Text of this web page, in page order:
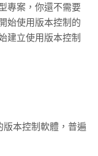
專案，你還不需要
始使用版本控制的
建立使用版本控制
本控制軟體，普遍